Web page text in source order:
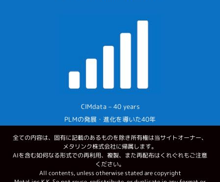
CIMdata – 40 years
PLMの発展・進化を導いた40年
全ての内容は、固有に記載のあるものを除き所有権は当サイトオーナー、
メタリンク株式会社に帰属します。
AIを含む如何なる形式での再利用、複製、また再配布はくれぐれもご注意
ください。
All contents, unless otherwise stated are copyright